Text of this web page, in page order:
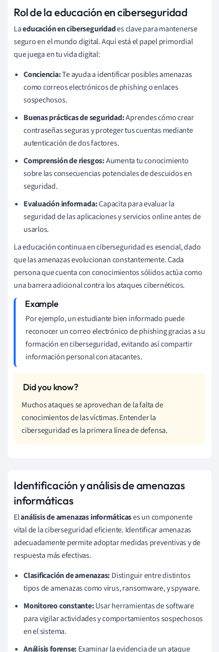
Rol de la educación en ciberseguridad
Laeducación en ciberseguridades clave para mantenerse
seguro en el mundo digital. Aquí está el papel primordial
que juega en tu vida digital:
Conciencia:Te ayuda a identificar posibles amenazas
como correos electrónicos de phishing o enlaces
sospechosos.
Buenas prácticas de seguridad:Aprendes cómo crear
contraseñas seguras y proteger tus cuentas mediante
autenticación de dos factores.
Comprensión de riesgos:Aumenta tu conocimiento
sobre las consecuencias potenciales de descuidos en
seguridad.
Evaluación informada:Capacita para evaluar la
seguridad de las aplicaciones y servicios online antes de
usarlos.
La educación continua en ciberseguridad es esencial, dado
que las amenazas evolucionan constantemente. Cada
persona que cuenta con conocimientos sólidos actúa como
una barrera adicional contra los ataques cibernéticos.
Por ejemplo, un estudiante bien informado puede
reconocer un correo electrónico de phishing gracias a su
formación en ciberseguridad, evitando así compartir
información personal con atacantes.
Muchos ataques se aprovechan de la falta de
conocimientos de las víctimas. Entender la
ciberseguridad es la primera línea de defensa.
Identificación y análisis de amenazas
informáticas
Elanálisis de amenazas informáticases un componente
vital de la ciberseguridad eficiente. Identificar amenazas
adecuadamente permite adoptar medidas preventivas y de
respuesta más efectivas.
Clasificación de amenazas: Distinguir entre distintos
tipos de amenazas como virus, ransomware, y spyware.
Monitoreo constante:Usar herramientas de software
para vigilar actividades y comportamientos sospechosos
en el sistema.
Análisis forense: Examinar la evidencia de un ataque